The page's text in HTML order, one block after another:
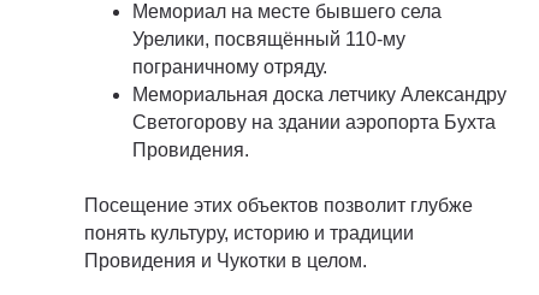
Мемориал на месте бывшего села
Урелики, посвящённый 110-му
пограничному отряду.
Мемориальная доска летчику Александру
Светогорову на здании аэропорта Бухта
Провидения.
Посещение этих объектов позволит глубже
понять культуру, историю и традиции
Провидения и Чукотки в целом.